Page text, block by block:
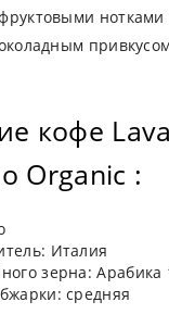
нотками
кофе
Organic :
Италия
зерна: Арабика
средняя